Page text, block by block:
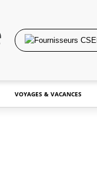
VOYAGES & VACANCES